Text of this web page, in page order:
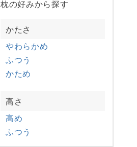
枕の好みから探す
かたさ
やわらかめ
ふつう
かため
高さ
高め
ふつう